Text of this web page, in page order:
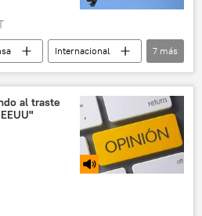
Internacional
B-52
7 más
al traste